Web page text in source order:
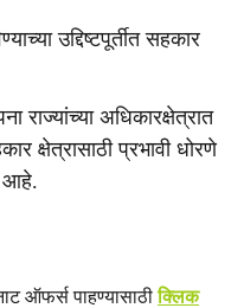
उद्दिष्टपूर्तीत सहकार
राज्यांच्या अधिकारक्षेत्रात
क्षेत्रासाठी प्रभावी धोरणे
आहे.
ऑफर्स पाहण्यासाठीक्लिक